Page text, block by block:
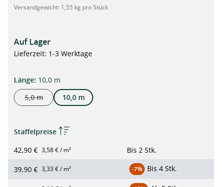
Versandgewicht: 1,55 kg pro Stück
Auf Lager
Lieferzeit: 1-3 Werktage
Längeauswählen
: 10,0 m
5,0 m
(Diese Option ist zurzeit nicht verfügbar.)
10,0 m
Staffelpreise
42,90 € 3,58 € / m² Bis 2 Stk.
39,90 € 3,33 € / m² -7% Bis 4 Stk.